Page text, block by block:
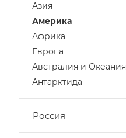
Азия
Америка
Африка
Европа
Австралия и Океания
Антарктида
Россия